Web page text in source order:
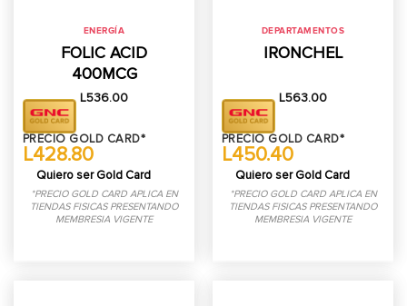
ENERGÍA
FOLIC ACID
400MCG
L536.00
PRECIO GOLD CARD*
L428.80
Quiero ser Gold Card
*PRECIO GOLD CARD APLICA EN
TIENDAS FISICAS PRESENTANDO
MEMBRESIA VIGENTE
DEPARTAMENTOS
IRONCHEL
L563.00
PRECIO GOLD CARD*
L450.40
Quiero ser Gold Card
*PRECIO GOLD CARD APLICA EN
TIENDAS FISICAS PRESENTANDO
MEMBRESIA VIGENTE